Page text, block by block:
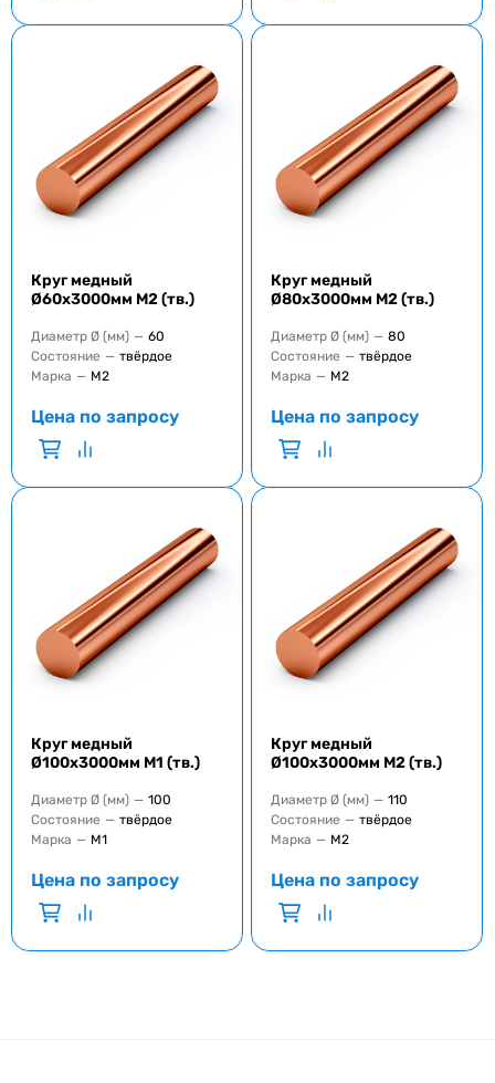
Круг медный
Ø60x3000мм M2 (тв.)
Диаметр Ø (мм) — 60
Состояние — твёрдое
Марка — M2
Цена по запросу
Круг медный
Ø80x3000мм M2 (тв.)
Диаметр Ø (мм) — 80
Состояние — твёрдое
Марка — M2
Цена по запросу
Круг медный
Ø100x3000мм M1 (тв.)
Диаметр Ø (мм) — 100
Состояние — твёрдое
Марка — M1
Цена по запросу
Круг медный
Ø100x3000мм M2 (тв.)
Диаметр Ø (мм) — 110
Состояние — твёрдое
Марка — M2
Цена по запросу